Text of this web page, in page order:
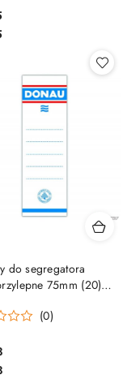
do segregatora
75mm (20)
(0)